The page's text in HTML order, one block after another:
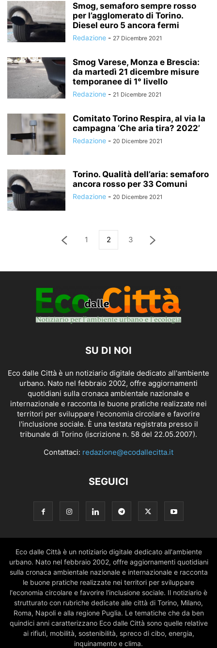
Smog, semaforo sempre rosso
per l’agglomerato di Torino.
Diesel euro 5 ancora fermi
Redazione - 27 Dicembre 2021
Smog Varese, Monza e Brescia:
da martedì 21 dicembre misure
temporanee di 1° livello
Redazione - 21 Dicembre 2021
Comitato Torino Respira, al via la
campagna ‘Che aria tira? 2022’
Redazione - 20 Dicembre 2021
Torino. Qualità dell’aria: semaforo
ancora rosso per 33 Comuni
Redazione - 20 Dicembre 2021
1 2 3
SU DI NOI
Eco dalle Città è un notiziario digitale dedicato all'ambiente
urbano. Nato nel febbraio 2002, offre aggiornamenti
quotidiani sulla cronaca ambientale nazionale e
internazionale e racconta le buone pratiche realizzate nei
territori per sviluppare l'economia circolare e favorire
l'inclusione sociale. È una testata registrata presso il
tribunale di Torino (iscrizione n. 58 del 22.05.2007).
Contattaci: redazione@ecodallecitta.it
SEGUICI
Eco dalle Città è un notiziario digitale dedicato all'ambiente
urbano. Nato nel febbraio 2002, offre aggiornamenti quotidiani
sulla cronaca ambientale nazionale e internazionale e racconta
le buone pratiche realizzate nei territori per sviluppare
l'economia circolare e favorire l'inclusione sociale. Il notiziario è
strutturato con rubriche dedicate alle città di Torino, Milano,
Roma, Napoli e alla regione Puglia. Le tematiche che da ben
quindici anni caratterizzano Eco dalle Città sono quelle relative
ai rifiuti, mobilità, sostenibilità, spreco di cibo, energia,
inquinamento e clima.